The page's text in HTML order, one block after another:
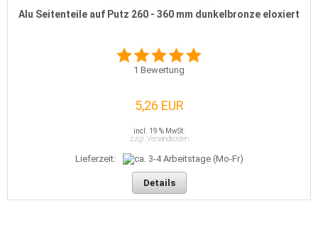
Alu Seitenteile auf Putz 260 - 360 mm dunkelbronze eloxiert
1 Bewertung
5,26 EUR
incl. 19 % MwSt.
zzgl. Versandkosten
Lieferzeit:
Details